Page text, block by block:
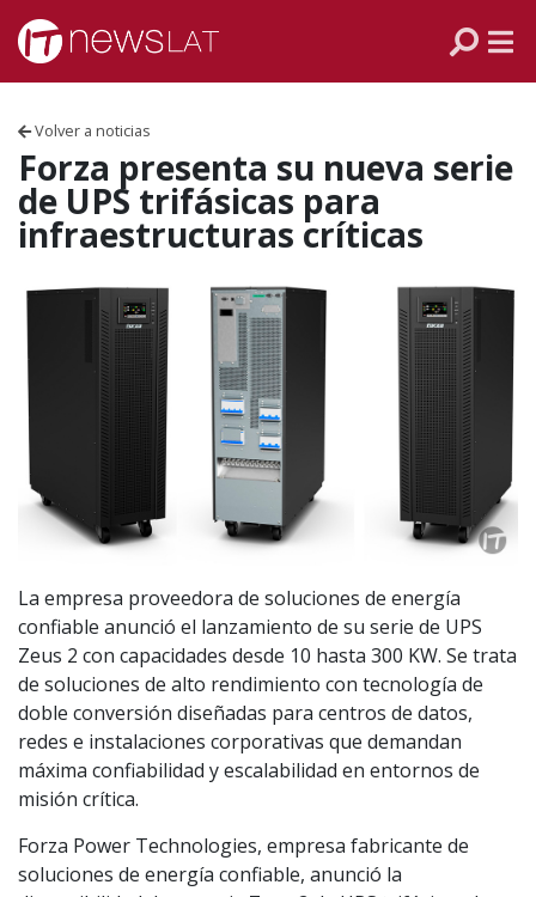
Skip to content
Volver a noticias
Forza presenta su nueva serie
de UPS trifásicas para
infraestructuras críticas
La empresa proveedora de soluciones de energía
confiable anunció el lanzamiento de su serie de UPS
Zeus 2 con capacidades desde 10 hasta 300 KW. Se trata
de soluciones de alto rendimiento con tecnología de
doble conversión diseñadas para centros de datos,
redes e instalaciones corporativas que demandan
máxima confiabilidad y escalabilidad en entornos de
misión crítica.
Forza Power Technologies, empresa fabricante de
soluciones de energía confiable, anunció la
ECUADOR
CHILE
ARGENTINA
MÉXICO